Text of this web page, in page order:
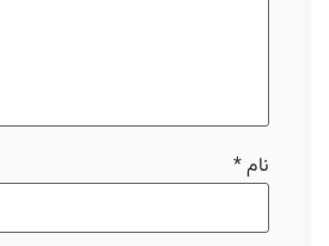
نام*